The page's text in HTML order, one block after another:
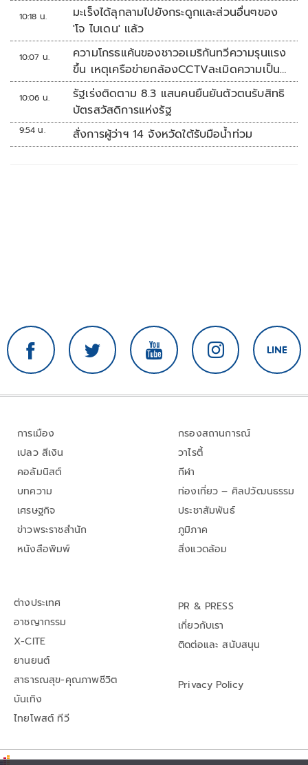
10:18 น.
มะเร็งได้ลุกลามไปยังกระดูกและส่วนอื่นๆของ
'โจ ไบเดน' แล้ว
10:07 น.
ความโกรธแค้นของชาวอเมริกันทวีความรุนแรง
ขึ้น เหตุเครือข่ายกล้องCCTVละเมิดความเป็น
ส่วนตัว
10:06 น.
รัฐเร่งติดตาม 8.3 แสนคนยืนยันตัวตนรับสิทธิ
บัตรสวัสดิการแห่งรัฐ
9:54 น. สั่งการผู้ว่าฯ 14 จังหวัดใต้รับมือน้ำท่วม
การเมือง
เปลว สีเงิน
คอลัมนิสต์
บทความ
เศรษฐกิจ
ข่าวพระราชสำนัก
หนังสือพิมพ์
กรองสถานการณ์
วาไรตี้
กีฬา
ท่องเที่ยว – ศิลปวัฒนธรรม
ประชาสัมพันธ์
ภูมิภาค
สิ่งแวดล้อม
ต่างประเทศ
อาชญากรรม
X-CITE
ยานยนต์
สาธารณสุข-คุณภาพชีวิต
บันเทิง
ไทยโพสต์ ทีวี
PR & PRESS
เกี่ยวกับเรา
ติดต่อและ สนับสนุน
Privacy Policy